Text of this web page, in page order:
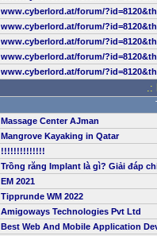
www.cyberlord.at/forum/
www.cyberlord.at/forum/
www.cyberlord.at/forum/
www.cyberlord.at/forum/
www.cyberlord.at/forum/
.:
Massage Center AJman
Mangrove Kayaking in Qatar
!!!!!!!!!!!!!!
Trồng răng Implant là gì? Giải đáp
EM 2021
Tipprunde WM 2022
Amigoways Technologies Pvt Ltd
Best Web And Mobile Application